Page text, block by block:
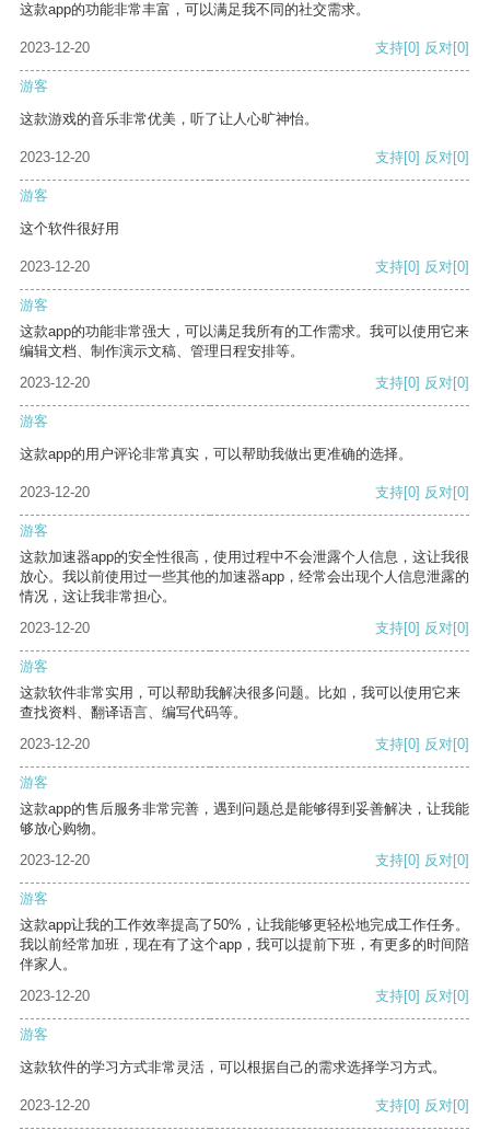
这款app的功能非常丰富，可以满足我不同的社交需求。
2023-12-20 支持[0] 反对[0]
游客
这款游戏的音乐非常优美，听了让人心旷神怡。
2023-12-20 支持[0] 反对[0]
游客
这个软件很好用
2023-12-20 支持[0] 反对[0]
游客
这款app的功能非常强大，可以满足我所有的工作需求。我可以使用它来
编辑文档、制作演示文稿、管理日程安排等。
2023-12-20
支持[0] 反对[0]
游客
这款app的用户评论非常真实，可以帮助我做出更准确的选择。
2023-12-20 支持[0] 反对[0]
游客
这款加速器app的安全性很高，使用过程中不会泄露个人信息，这让我很
放心。我以前使用过一些其他的加速器app，经常会出现个人信息泄露的
情况，这让我非常担心。
2023-12-20
支持[0] 反对[0]
游客
这款软件非常实用，可以帮助我解决很多问题。比如，我可以使用它来
查找资料、翻译语言、编写代码等。
2023-12-20
支持[0] 反对[0]
游客
这款app的售后服务非常完善，遇到问题总是能够得到妥善解决，让我能
够放心购物。
2023-12-20
支持[0] 反对[0]
游客
这款app让我的工作效率提高了50%，让我能够更轻松地完成工作任务。
我以前经常加班，现在有了这个app，我可以提前下班，有更多的时间陪
伴家人。
2023-12-20
支持[0] 反对[0]
游客
这款软件的学习方式非常灵活，可以根据自己的需求选择学习方式。
2023-12-20 支持[0] 反对[0]